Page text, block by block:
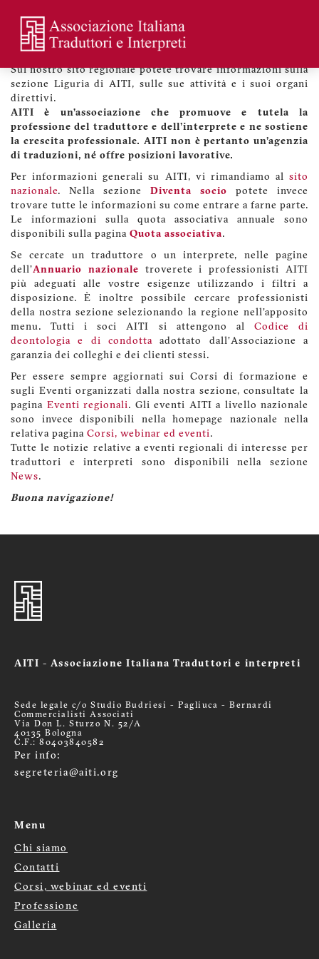
main
content
profilo
utente
Benvenuti sul sito di AITI Liguria
Sul nostro sito regionale potete trovare informazioni sulla
sezione Liguria di AITI, sulle sue attività e i suoi organi
direttivi.
AITI è un’associazione che promuove e tutela la
professione del traduttore e dell'interprete e ne sostiene
la crescita professionale. AITI non è pertanto un'agenzia
di traduzioni, né offre posizioni lavorative.
Per informazioni generali su AITI, vi rimandiamo al sito
nazionale. Nella sezione Diventa socio potete invece
trovare tutte le informazioni su come entrare a farne parte.
Le informazioni sulla quota associativa annuale sono
disponibili sulla pagina Quota associativa.
Se cercate un traduttore o un interprete, nelle pagine
dell'Annuario nazionale troverete i professionisti AITI
più adeguati alle vostre esigenze utilizzando i filtri a
disposizione. È inoltre possibile cercare professionisti
della nostra sezione selezionando la regione nell'apposito
menu. Tutti i soci AITI si attengono al Codice di
deontologia e di condotta adottato dall'Associazione a
garanzia dei colleghi e dei clienti stessi.
Per essere sempre aggiornati sui Corsi di formazione e
sugli Eventi organizzati dalla nostra sezione, consultate la
pagina Eventi regionali. Gli eventi AITI a livello nazionale
sono invece disponibili nella homepage nazionale nella
relativa pagina Corsi, webinar ed eventi.
Tutte le notizie relative a eventi regionali di interesse per
traduttori e interpreti sono disponibili nella sezione
News.
Buona navigazione!
AITI - Associazione Italiana Traduttori e interpreti
Sede legale c/o Studio Budriesi - Pagliuca - Bernardi
Commercialisti Associati
Via Don L. Sturzo N. 52/A
40135 Bologna
C.F.: 80403840582
Per info:
segreteria@aiti.org
Menu
Menù
footer
Chi siamo
Contatti
Corsi, webinar ed eventi
Professione
Galleria